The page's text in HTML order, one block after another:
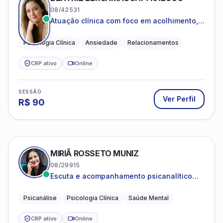
08/42531
Atuação clínica com foco em acolhimento,
Psicologia Clínica Ansiedade Relacionamentos
CRP ativo Online
SESSÃO
R$ 90 Ver Perfil
MIRIÃ ROSSETO MUNIZ
08/29915
Escuta e acompanhamento psicanalítico
Psicanálise Psicologia Clínica Saúde Mental
CRP ativo Online